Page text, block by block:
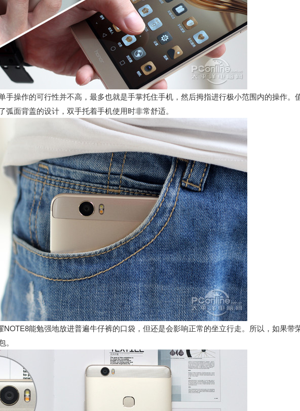
手操作的可行性并不高，最多也就是手掌托住手机，然后拇指进行极小范围内的操作。
面背盖的设计，双手托着手机使用时非常舒适。
能勉强地放进普遍牛仔裤的口袋，但还是会影响正常的坐立行走。所以，如果带